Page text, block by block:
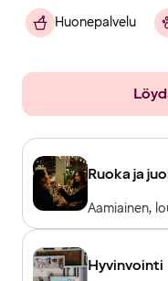
Huonepalvelu
Ruoka ja
Aamiainen,
Hyvinvointi